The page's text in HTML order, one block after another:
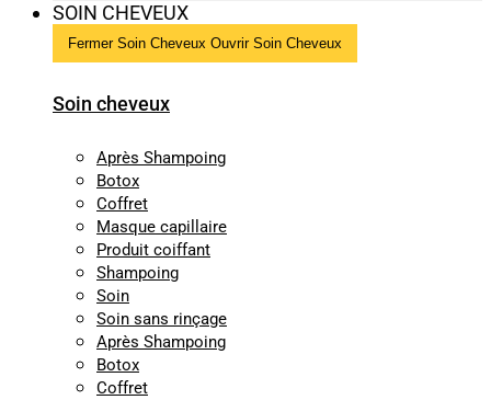
SOIN CHEVEUX
Fermer Soin Cheveux Ouvrir Soin Cheveux
Soin cheveux
Après Shampoing
Botox
Coffret
Masque capillaire
Produit coiffant
Shampoing
Soin
Soin sans rinçage
Après Shampoing
Botox
Coffret